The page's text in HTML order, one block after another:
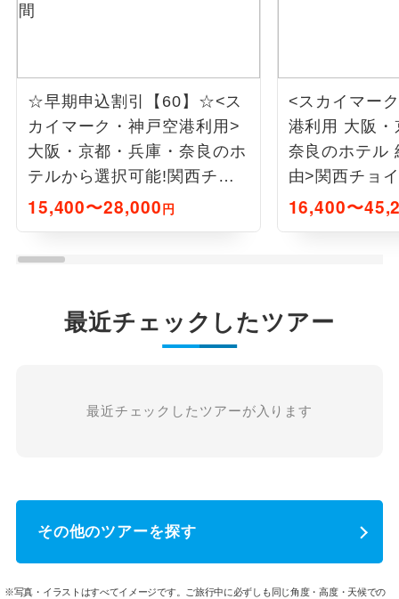
☆早期申込割引【60】☆<ス
カイマーク・神戸空港利用>
大阪・京都・兵庫・奈良のホ
テルから選択可能!関西チョ
イス2日間
15,400〜28,000円
<スカイマー
港利用 大阪
奈良のホテル
由>関西チョ
泊付)
16,400〜
最近チェックしたツアー
最近チェックしたツアーが入ります
その他のツアーを探す
※写真・イラストはすべてイメージです。ご旅行中に必ずしも同じ角度・高度・天候での